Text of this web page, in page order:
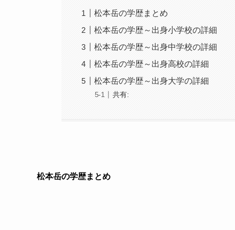
松本岳の学歴まとめ
松本岳の学歴～出身小学校の詳細
松本岳の学歴～出身中学校の詳細
松本岳の学歴～出身高校の詳細
松本岳の学歴～出身大学の詳細
共有:
松本岳の学歴まとめ